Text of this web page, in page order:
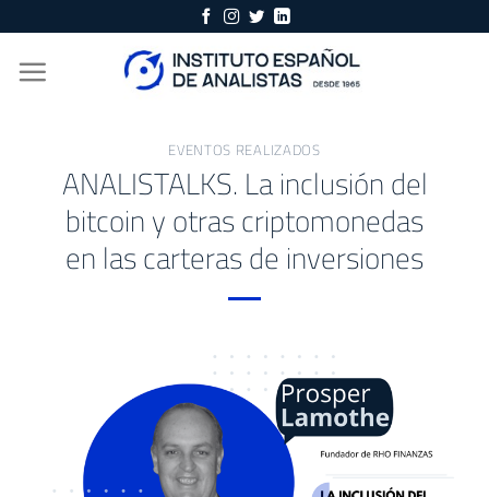
content
EVENTOS REALIZADOS
ANALISTALKS. La inclusión del
bitcoin y otras criptomonedas
en las carteras de inversiones